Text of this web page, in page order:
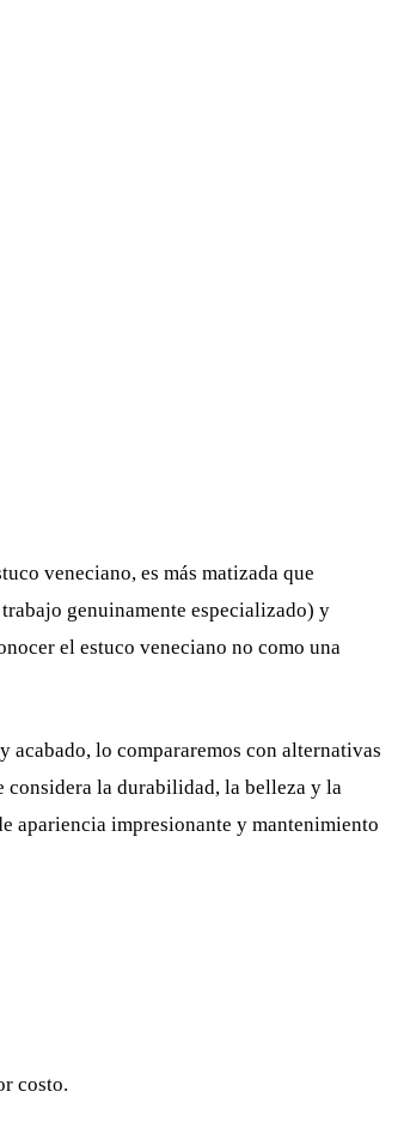
veneciano, es más matizada que
genuinamente especializado) y
el estuco veneciano no como una
acabado, lo compararemos con alternativas
considera la durabilidad, la belleza y la
apariencia impresionante y mantenimiento
costo.